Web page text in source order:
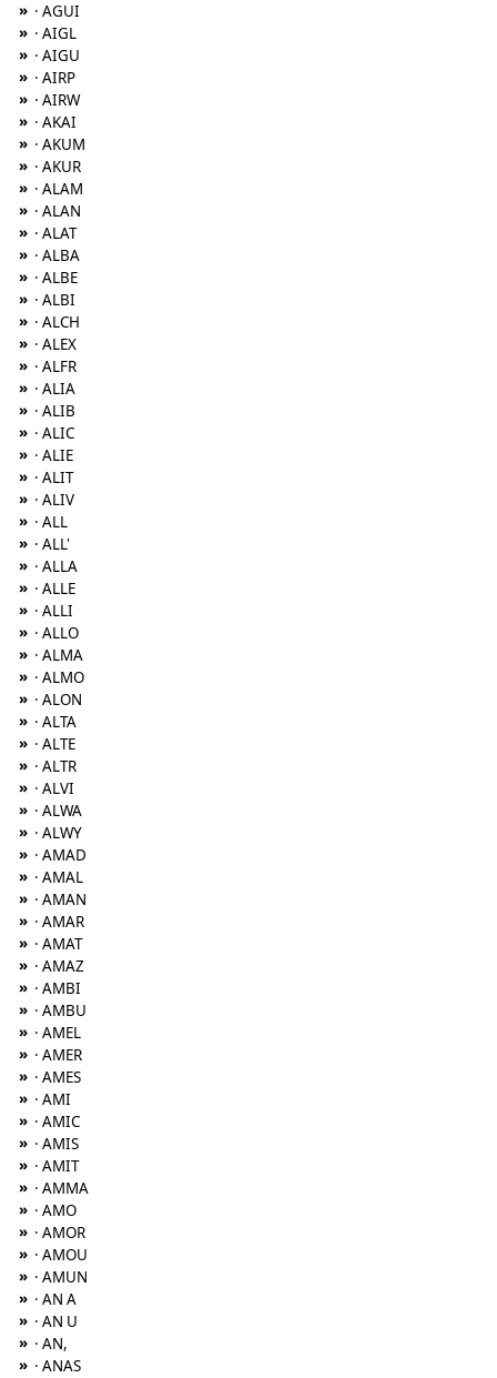
» · AGUI
» · AIGL
» · AIGU
» · AIRP
» · AIRW
» · AKAI
» · AKUM
» · AKUR
» · ALAM
» · ALAN
» · ALAT
» · ALBA
» · ALBE
» · ALBI
» · ALCH
» · ALEX
» · ALFR
» · ALIA
» · ALIB
» · ALIC
» · ALIE
» · ALIT
» · ALIV
» · ALL
» · ALL'
» · ALLA
» · ALLE
» · ALLI
» · ALLO
» · ALMA
» · ALMO
» · ALON
» · ALTA
» · ALTE
» · ALTR
» · ALVI
» · ALWA
» · ALWY
» · AMAD
» · AMAL
» · AMAN
» · AMAR
» · AMAT
» · AMAZ
» · AMBI
» · AMBU
» · AMEL
» · AMER
» · AMES
» · AMI
» · AMIC
» · AMIS
» · AMIT
» · AMMA
» · AMO
» · AMOR
» · AMOU
» · AMUN
» · AN A
» · AN U
» · AN,
» · ANAS